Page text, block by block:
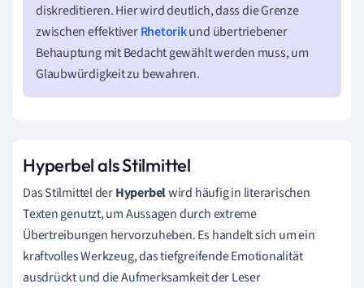
diskreditieren. Hier wird deutlich, dass die Grenze
zwischen effektiverRhetorikund übertriebener
Behauptung mit Bedacht gewählt werden muss, um
Glaubwürdigkeit zu bewahren.
Hyperbel als Stilmittel
Das Stilmittel derHyperbelwird häufig in literarischen
Texten genutzt, um Aussagen durch extreme
Übertreibungen hervorzuheben. Es handelt sich um ein
kraftvolles Werkzeug, das tiefgreifende Emotionalität
ausdrückt und die Aufmerksamkeit der Leser